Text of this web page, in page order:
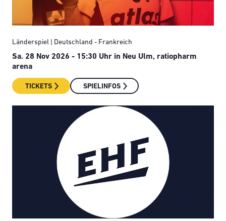
Länderspiel | Deutschland - Frankreich
Sa. 28 Nov 2026 - 15:30 Uhr in Neu Ulm, ratiopharm
arena
TICKETS SPIELINFOS